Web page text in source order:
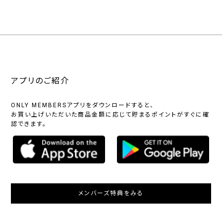
アプリのご紹介
ONLY MEMBERSアプリをダウンロードすると、
お買い上げいただいた商品金額に応じて貯まるポイントがすぐに確
認できます。
メンバーズ特典をみる